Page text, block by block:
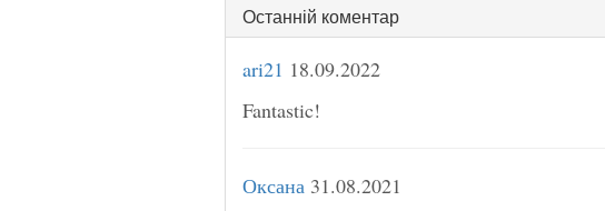
Останній коментар
ari21 18.09.2022
Fantastic!
Оксана 31.08.2021